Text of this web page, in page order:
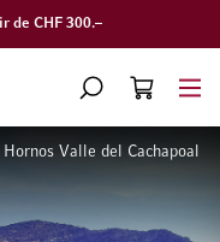
de CHF 300.–
CHERCHERPANIER
Hornos Valle del Cachapoal
la galerie d’images